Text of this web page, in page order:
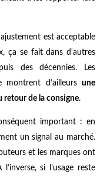
est acceptable
ça se fait dans d'autres
des décennies. Les
montrent d’ailleurs une
retour de la consigne.
important : en
un signal au marché.
et les marques ont
si l’usage reste